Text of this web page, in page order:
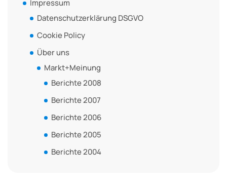
Impressum
Datenschutzerklärung DSGVO
Cookie Policy
Über uns
Markt+Meinung
Berichte 2008
Berichte 2007
Berichte 2006
Berichte 2005
Berichte 2004